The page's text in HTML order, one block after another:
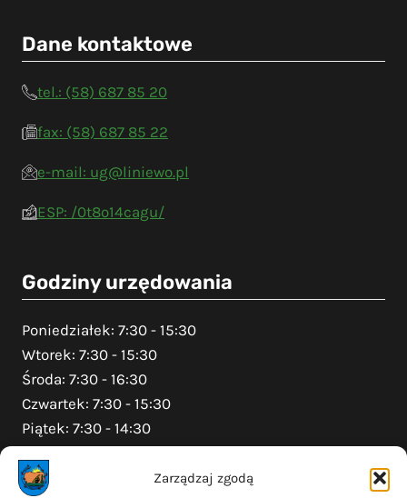
Zarządzaj zgodą
Dane kontaktowe
tel.: (58) 687 85 20
fax: (58) 687 85 22
e-mail: ug@liniewo.pl
ESP: /0t8o14cagu/
Godziny urzędowania
Poniedziałek: 7:30 - 15:30
Wtorek: 7:30 - 15:30
Środa: 7:30 - 16:30
Czwartek: 7:30 - 15:30
Piątek: 7:30 - 14:30